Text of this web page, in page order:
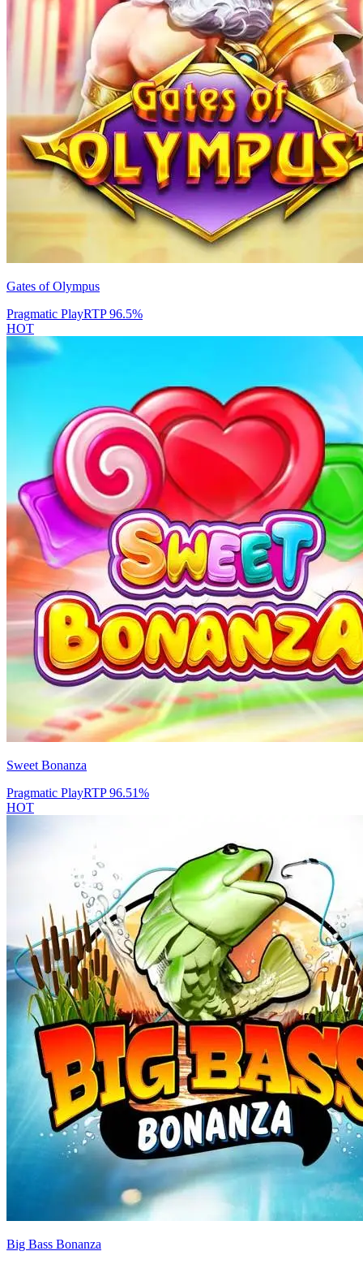
Gates of Olympus
Pragmatic PlayRTP96.5%
HOT
Sweet Bonanza
Pragmatic PlayRTP96.51%
HOT
Big Bass Bonanza